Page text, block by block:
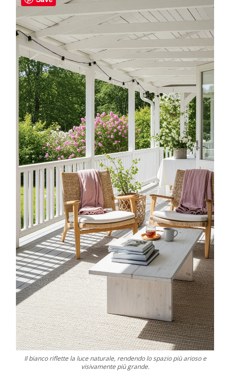
Il bianco riflette la luce naturale, rendendo lo spazio più arioso e
visivamente più grande.